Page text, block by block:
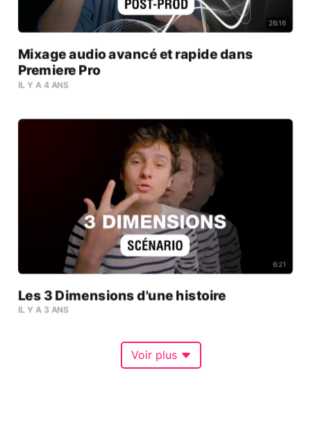
26:16
Mixage audio avancé et rapide dans
Premiere Pro
IL Y A 4 ANS
6:21
Les 3 Dimensions d'une histoire
IL Y A 3 ANS
Voir plus